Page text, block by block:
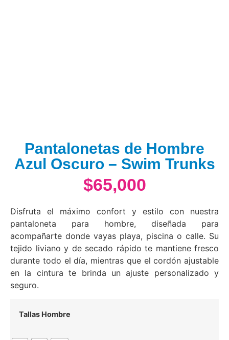
Pantalonetas de Hombre
Azul Oscuro – Swim Trunks
$65,000
Disfruta el máximo confort y estilo con nuestra
pantaloneta para hombre, diseñada para
acompañarte donde vayas playa, piscina o calle. Su
tejido liviano y de secado rápido te mantiene fresco
durante todo el día, mientras que el cordón ajustable
en la cintura te brinda un ajuste personalizado y
seguro.
Tallas Hombre